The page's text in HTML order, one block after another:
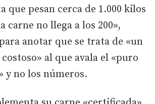
que pesan cerca de 1.000 kilos
carne no llega a los 200»,
anotar que se trata de «un
al que avala el «puro
y no los números.